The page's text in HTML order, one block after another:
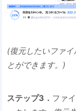
(復元したいファ
とができます。)
ステップ3． ファ